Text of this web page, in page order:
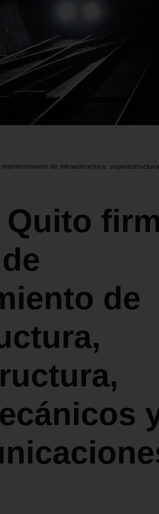
de infraestructura,
Quito
de